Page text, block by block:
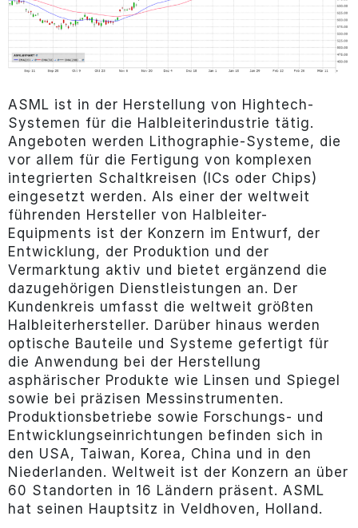
ASML ist in der Herstellung von Hightech-
Systemen für die Halbleiterindustrie tätig.
Angeboten werden Lithographie-Systeme, die
vor allem für die Fertigung von komplexen
integrierten Schaltkreisen (ICs oder Chips)
eingesetzt werden. Als einer der weltweit
führenden Hersteller von Halbleiter-
Equipments ist der Konzern im Entwurf, der
Entwicklung, der Produktion und der
Vermarktung aktiv und bietet ergänzend die
dazugehörigen Dienstleistungen an. Der
Kundenkreis umfasst die weltweit größten
Halbleiterhersteller. Darüber hinaus werden
optische Bauteile und Systeme gefertigt für
die Anwendung bei der Herstellung
asphärischer Produkte wie Linsen und Spiegel
sowie bei präzisen Messinstrumenten.
Produktionsbetriebe sowie Forschungs- und
Entwicklungseinrichtungen befinden sich in
den USA, Taiwan, Korea, China und in den
Niederlanden. Weltweit ist der Konzern an über
60 Standorten in 16 Ländern präsent. ASML
hat seinen Hauptsitz in Veldhoven, Holland.